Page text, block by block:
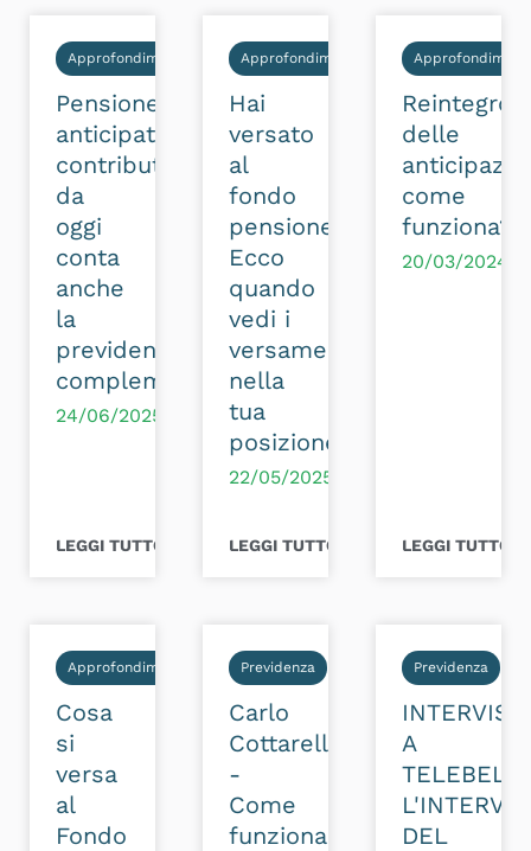
Approfondimenti
Pensione
anticipata
contributiva:
da
oggi
conta
anche
la
previdenza
complementare.
24/06/2025
LEGGI TUTTO >
Approfondimenti
Hai
versato
al
fondo
pensione?
Ecco
quando
vedi i
versamenti
nella
tua
posizione
22/05/2025
LEGGI TUTTO >
Approfondimenti
Reintegro
delle
come
funziona?
20/03/2024
LEGGI TUTTO >
Approfondimenti
Cosa
si
versa
al
Fondo
Previdenza
Carlo
Cottarelli
-
Come
funzionano
Previdenza
A
DEL